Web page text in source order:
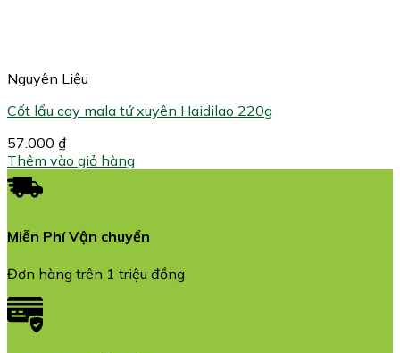
Nguyên Liệu
Cốt lẩu cay mala tứ xuyên Haidilao 220g
57.000 ₫
Thêm vào giỏ hàng
Miễn Phí Vận chuyển
Đơn hàng trên 1 triệu đồng